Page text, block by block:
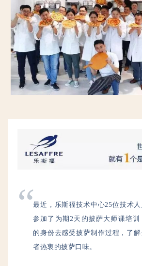
“最近，乐斯福技术中心25位技术人
参加了为期2天的披萨大师课培训
的身份去感受披萨制作过程，了
者热衷的披萨口味。